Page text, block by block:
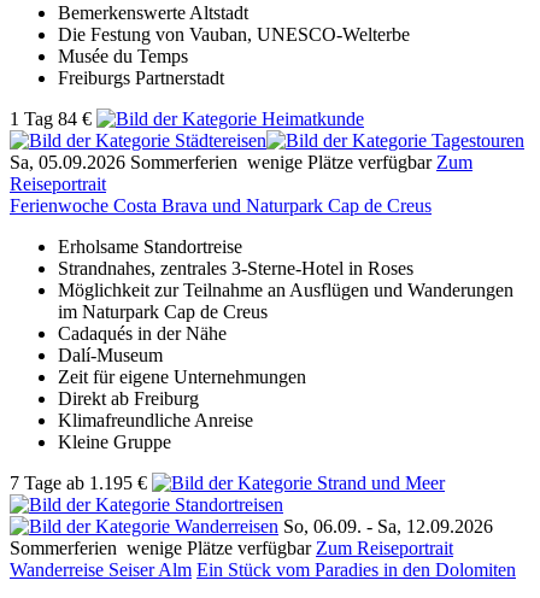
Bemerkenswerte Altstadt
Die Festung von Vauban, UNESCO-Welterbe
Musée du Temps
Freiburgs Partnerstadt
1 Tag 84 €
Sa, 05.09.2026 Sommerferien wenige Plätze verfügbar Zum
Reiseportrait
Ferienwoche Costa Brava und Naturpark Cap de Creus
Erholsame Standortreise
Strandnahes, zentrales 3-Sterne-Hotel in Roses
Möglichkeit zur Teilnahme an Ausflügen und Wanderungen
im Naturpark Cap de Creus
Cadaqués in der Nähe
Dalí-Museum
Zeit für eigene Unternehmungen
Direkt ab Freiburg
Klimafreundliche Anreise
Kleine Gruppe
7 Tage ab 1.195 €
So, 06.09. - Sa, 12.09.2026
Sommerferien wenige Plätze verfügbar Zum Reiseportrait
Wanderreise Seiser Alm Ein Stück vom Paradies in den Dolomiten